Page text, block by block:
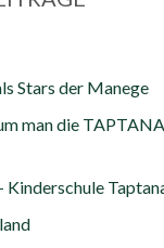
Stars der Manege
man die